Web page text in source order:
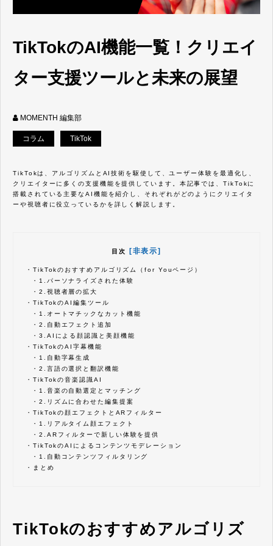
TikTokのAI機能一覧！クリエイ
ター支援ツールと未来の展望
MOMENTH 編集部
コラム TikTok
TikTokは、アルゴリズムとAI技術を駆使して、ユーザー体験を最適化し、
クリエイターに多くの支援機能を提供しています。本記事では、TikTokに
搭載されている主要なAI機能を紹介し、それぞれがどのようにクリエイタ
ーや視聴者に役立っているかを詳しく解説します。
目次 [非表示]
・ TikTokのおすすめアルゴリズム（for Youページ）
・ 1.パーソナライズされた体験
・ 2.視聴者層の拡大
・ TikTokのAI編集ツール
・ 1.オートマチックなカット機能
・ 2.自動エフェクト追加
・ 3.AIによる顔認識と美顔機能
・ TikTokのAI字幕機能
・ 1.自動字幕生成
・ 2.言語の選択と翻訳機能
・ TikTokの音楽認識AI
・ 1.音楽の自動選定とマッチング
・ 2.リズムに合わせた編集提案
・ TikTokの顔エフェクトとARフィルター
・ 1.リアルタイム顔エフェクト
・ 2.ARフィルターで新しい体験を提供
・ TikTokのAIによるコンテンツモデレーション
・ 1.自動コンテンツフィルタリング
・
まとめ
TikTokのおすすめアルゴリズ